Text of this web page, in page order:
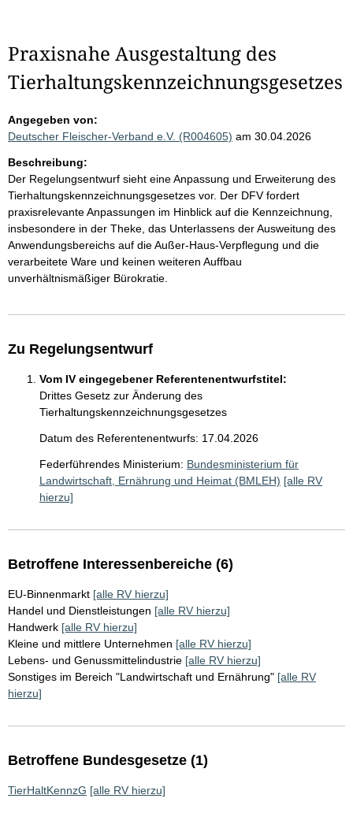
Praxisnahe Ausgestaltung des
Tierhaltungskennzeichnungsgesetzes
Angegeben von:
Deutscher Fleischer-Verband e.V. (R004605) am 30.04.2026
Beschreibung:
Der Regelungsentwurf sieht eine Anpassung und Erweiterung des
Tierhaltungskennzeichnungsgesetzes vor. Der DFV fordert
praxisrelevante Anpassungen im Hinblick auf die Kennzeichnung,
insbesondere in der Theke, das Unterlassens der Ausweitung des
Anwendungsbereichs auf die Außer-Haus-Verpflegung und die
verarbeitete Ware und keinen weiteren Auffbau
unverhältnismäßiger Bürokratie.
Zu Regelungsentwurf
Vom IV eingegebener Referentenentwurfstitel:
Drittes Gesetz zur Änderung des
Tierhaltungskennzeichnungsgesetzes
Datum des Referentenentwurfs: 17.04.2026
Federführendes Ministerium: Bundesministerium für
Landwirtschaft, Ernährung und Heimat (BMLEH) [alle RV
hierzu]
Betroffene Interessenbereiche (6)
EU-Binnenmarkt [alle RV hierzu]
Handel und Dienstleistungen [alle RV hierzu]
Handwerk [alle RV hierzu]
Kleine und mittlere Unternehmen [alle RV hierzu]
Lebens- und Genussmittelindustrie [alle RV hierzu]
Sonstiges im Bereich "Landwirtschaft und Ernährung" [alle RV
hierzu]
Betroffene Bundesgesetze (1)
TierHaltKennzG [alle RV hierzu]